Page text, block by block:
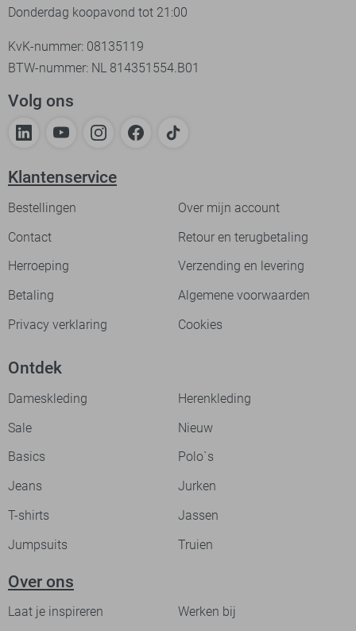
Donderdag koopavond tot 21:00
KvK-nummer: 08135119
BTW-nummer: NL 814351554.B01
Volg ons
Klantenservice
Bestellingen
Over mijn account
Contact
Retour en terugbetaling
Herroeping
Verzending en levering
Betaling
Algemene voorwaarden
Privacy verklaring
Cookies
Ontdek
Dameskleding
Herenkleding
Sale
Nieuw
Basics
Polo`s
Jeans
Jurken
T-shirts
Jassen
Jumpsuits
Truien
Over ons
Laat je inspireren Werken bij